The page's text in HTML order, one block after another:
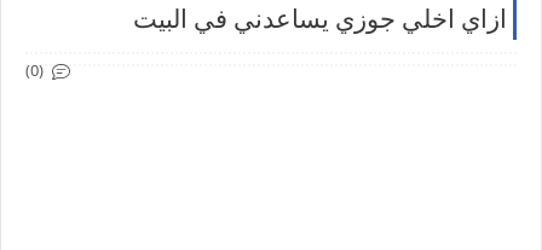
ازاي اخلي جوزي يساعدني في البيت
(0)